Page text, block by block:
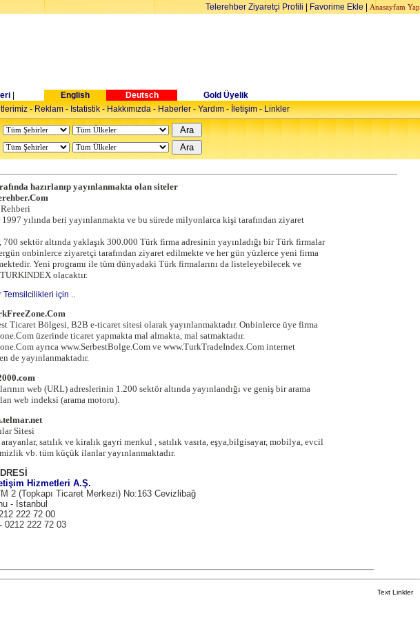
Telerehber Ziyaretçi Profili Favorime Ekle Anasayfam Yap
| English Deutsch Gold Üyelik
-Reklam-Istatistik-Hakkımızda-Haberler-Yardım-İletişim-Linkler
hazırlanıp yayınlanmakta olan siteler
1997 yılında beri yayınlanmakta ve bu sürede milyonlarca kişi tarafından ziyaret
700 sektör altında yaklaşık 300.000 Türk firma adresinin yayınladığı bir Türk firmalar
onbinlerce ziyaretçi tarafından ziyaret edilmekte ve her gün yüzlerce yeni firma
Yeni programı ile tüm dünyadaki Türk firmalarını da listeleyebilecek ve
olacaktır.
Temsilcilikleri için ..
Ticaret Bölgesi, B2B e-ticaret sitesi olarak yayınlanmaktadır. Onbinlerce üye firma
üzerinde ticaret yapmakta mal almakta, mal satmaktadır.
ayrıca www.SerbestBolge.Com ve www.TurkTradeIndex.Com internet
de yayınlanmaktadır.
web (URL) adreslerinin 1.200 sektör altında yayınlandığı ve geniş bir arama
web indeksi (arama motoru).
Sitesi
satılık ve kiralık gayri menkul , satılık vasıta, eşya,bilgisayar, mobilya, evcil
vb. tüm küçük ilanlar yayınlanmaktadır.
Hizmetleri A.Ş.
2 (Topkapı Ticaret Merkezi) No:163 Cevizlibağ
- Istanbul
222 72 00
0212 222 72 03
Text Linkler